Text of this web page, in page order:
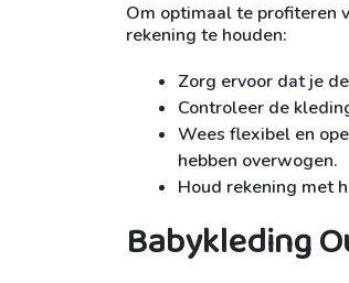
Om optimaal te profiteren
rekening te houden:
Zorg ervoor dat je
Controleer de
Wees flexibel en
hebben overwogen.
Houd rekening met
Babykleding